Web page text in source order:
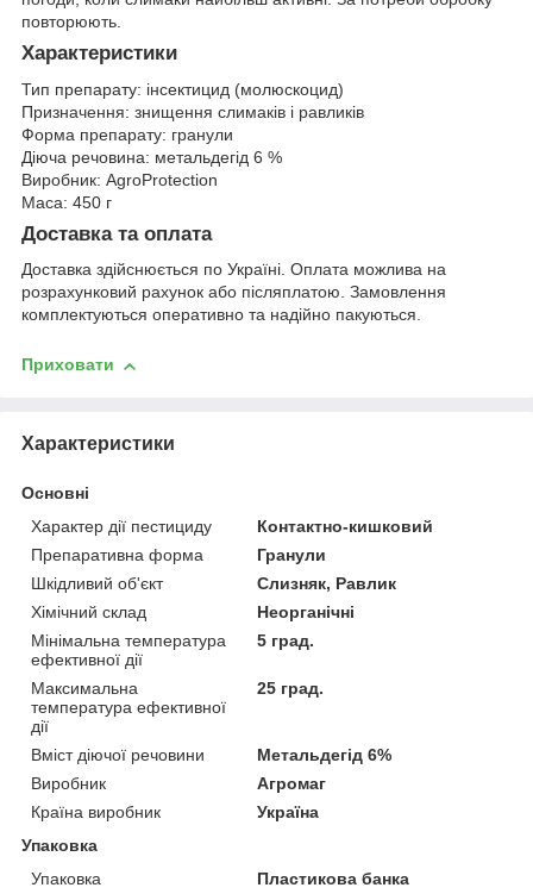
повторюють.
Характеристики
Тип препарату: інсектицид (молюскоцид)
Призначення: знищення слимаків і равликів
Форма препарату: гранули
Діюча речовина: метальдегід 6 %
Виробник: AgroProtection
Маса: 450 г
Доставка та оплата
Доставка здійснюється по Україні. Оплата можлива на
розрахунковий рахунок або післяплатою. Замовлення
комплектуються оперативно та надійно пакуються.
Приховати
Характеристики
Основні
Характер дії пестициду
Контактно-кишковий
Препаративна форма
Гранули
Шкідливий об'єкт
Слизняк, Равлик
Хімічний склад
Неорганічні
Мінімальна температура
ефективної дії
5 град.
Максимальна
температура ефективної
дії
25 град.
Вміст діючої речовини
Метальдегід 6%
Виробник
Агромаг
Країна виробник
Україна
Упаковка
Упаковка
Пластикова банка